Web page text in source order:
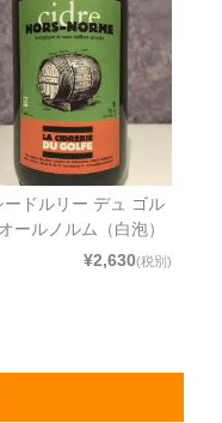
ードルリー デュ ゴル
ールノルム（白泡）
¥2,630(税別)